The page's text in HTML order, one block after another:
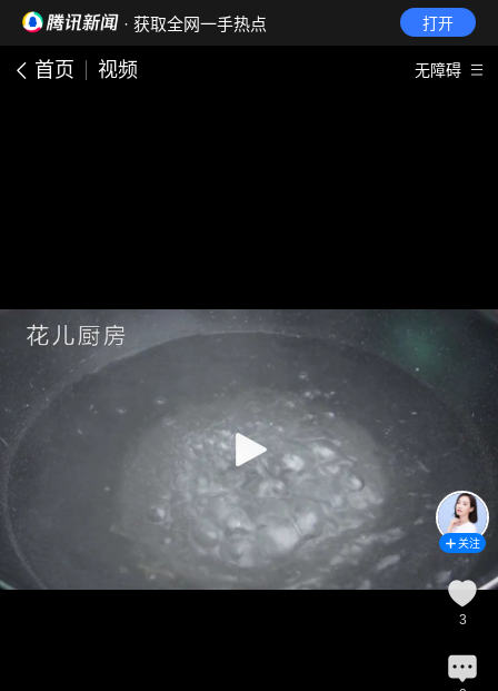
· 获取全网一手热点 打开
首页 视频 无障碍
关注
3